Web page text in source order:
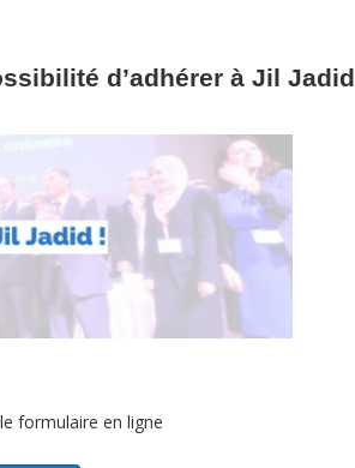
d’adhérer à Jil Jadid
formulaire en ligne